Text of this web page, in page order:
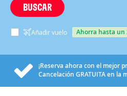
BUSCAR
Añadir vuelo ahorra hasta un
¡Reserva ahora con el mejor
Cancelación GRATUITAen la